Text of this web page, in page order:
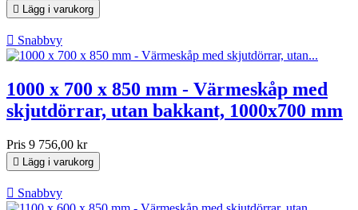
 Lägg i varukorg
 Snabbvy
1000 x 700 x 850 mm - Värmeskåp med
skjutdörrar, utan bakkant, 1000x700 mm
Pris 9 756,00 kr
 Lägg i varukorg
 Snabbvy